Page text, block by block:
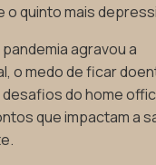
o quinto mais
agravou a
o medo de ficar
do home
que impactam a